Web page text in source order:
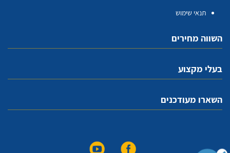
תנאי שימוש
השווה מחירים
בעלי מקצוע
השארו מעודכנים